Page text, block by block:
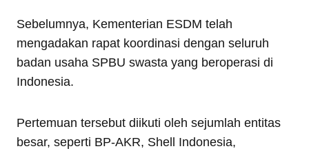
Sebelumnya, Kementerian ESDM telah
mengadakan rapat koordinasi dengan seluruh
badan usaha SPBU swasta yang beroperasi di
Indonesia.
Pertemuan tersebut diikuti oleh sejumlah entitas
besar, seperti BP-AKR, Shell Indonesia,